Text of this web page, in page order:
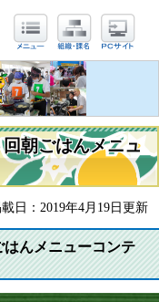
回朝ごはんメニュ
日：2019年4月19日更新
んメニューコンテ